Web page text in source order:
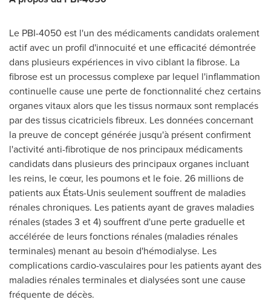
Le PBI-4050 est l'un des médicaments candidats oralement
actif avec un profil d'innocuité et une efficacité démontrée
dans plusieurs expériences in vivo ciblant la fibrose. La
fibrose est un processus complexe par lequel l'inflammation
continuelle cause une perte de fonctionnalité chez certains
organes vitaux alors que les tissus normaux sont remplacés
par des tissus cicatriciels fibreux. Les données concernant
la preuve de concept générée jusqu'à présent confirment
l'activité anti-fibrotique de nos principaux médicaments
candidats dans plusieurs des principaux organes incluant
les reins, le cœur, les poumons et le foie. 26 millions de
patients aux États-Unis seulement souffrent de maladies
rénales chroniques. Les patients ayant de graves maladies
rénales (stades 3 et 4) souffrent d'une perte graduelle et
accélérée de leurs fonctions rénales (maladies rénales
terminales) menant au besoin d'hémodialyse. Les
complications cardio-vasculaires pour les patients ayant des
maladies rénales terminales et dialysées sont une cause
fréquente de décès.